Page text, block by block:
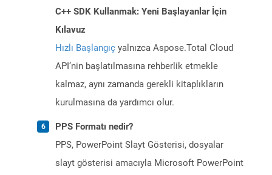
C++ SDK Kullanmak: Yeni Başlayanlar İçin
Kılavuz
Hızlı Başlangıç yalnızca Aspose.Total Cloud
API’nin başlatılmasına rehberlik etmekle
kalmaz, aynı zamanda gerekli kitaplıkların
kurulmasına da yardımcı olur.
PPS Formatı nedir?
PPS, PowerPoint Slayt Gösterisi, dosyalar
slayt gösterisi amacıyla Microsoft PowerPoint